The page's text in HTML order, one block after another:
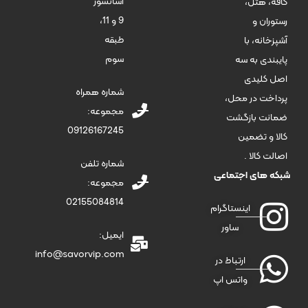
رستوران و
آشپزخانه، با
پایبندی به سه
اصل کلیدی
پرداخت در محل،
ضمانت بازگشت
کالا و تضمین
اصالت کالا .
شبکه های اجتماعی
اینستاگرام
ساور
ارتباط در
واتس اپ
9 و 11،
طبقه
سوم
شماره همراه
مجموعه:
09126167245
شماره تلفن
مجموعه:
02155084814
ایمیل:
info@savorvip.com